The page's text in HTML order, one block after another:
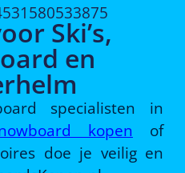
Ski’s,
en
specialisten in
kopen of
doe je veilig en